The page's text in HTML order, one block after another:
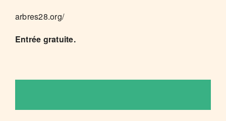
arbres28.org/
Entrée gratuite.